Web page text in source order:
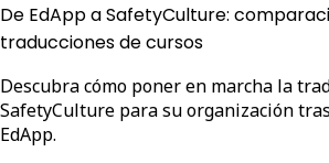
De EdApp a SafetyCulture:
traducciones de cursos
Descubra cómo poner en marcha la
SafetyCulture para su organización
EdApp.